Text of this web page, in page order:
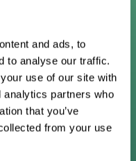
and ads, to
to analyse our traffic.
use of our site with
analytics partners who
that you’ve
from your use
de
para medir,
22 habilidades